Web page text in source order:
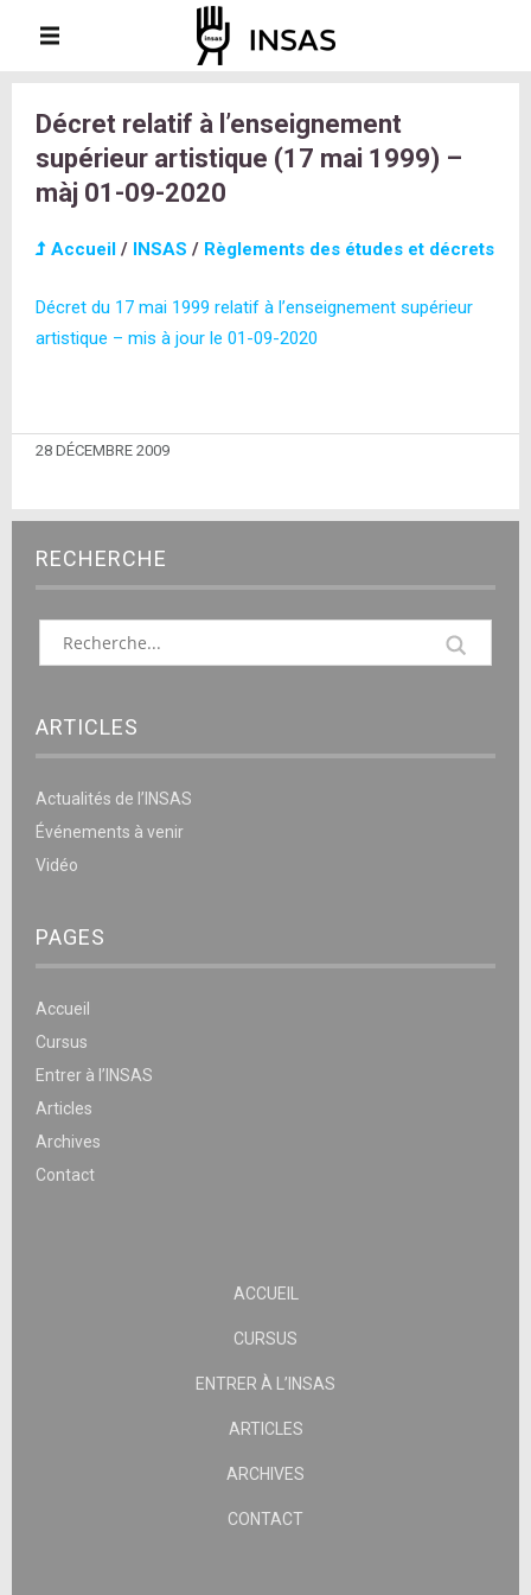
Décret relatif à l’enseignement
supérieur artistique (17 mai 1999) –
màj 01-09-2020
Accueil / INSAS / Règlements des études et décrets
Décret du 17 mai 1999 relatif à l’enseignement supérieur
artistique – mis à jour le 01-09-2020
28 DÉCEMBRE 2009
RECHERCHE
ARTICLES
Actualités de l’INSAS
Événements à venir
Vidéo
PAGES
Accueil
Cursus
Entrer à l’INSAS
Articles
Archives
Contact
ACCUEIL
CURSUS
ENTRER À L’INSAS
ARTICLES
ARCHIVES
CONTACT